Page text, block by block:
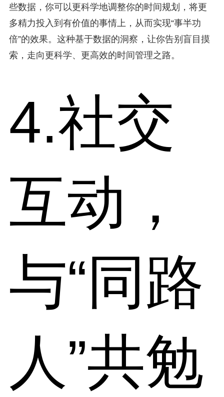
些数据，你可以更科学地调整你的时间规划，将更
多精力投入到有价值的事情上，从而实现“事半功
倍”的效果。这种基于数据的洞察，让你告别盲目摸
索，走向更科学、更高效的时间管理之路。
4.社交
互动，
与“同路
人”共勉